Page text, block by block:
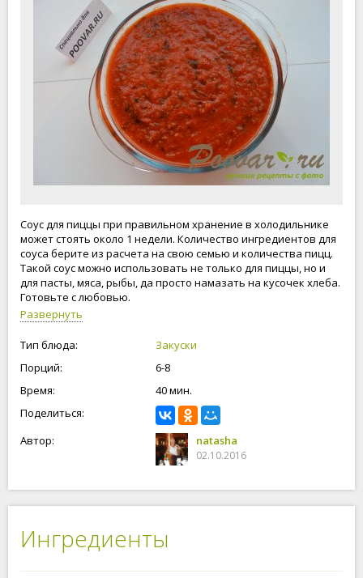
Соус для пиццы при правильном хранение в холодильнике
может стоять около 1 недели. Количество ингредиентов для
соуса берите из расчета на свою семью и количества пицц.
Такой соус можно использовать не только для пиццы, но и
для пасты, мяса, рыбы, да просто намазать на кусочек хлеба.
Готовьте с любовью.
Развернуть
Тип блюда:
Закуски
Порций:
6-8
Время:
40 мин.
Поделиться:
Автор:
natasha
02.10.2016
Ингредиенты